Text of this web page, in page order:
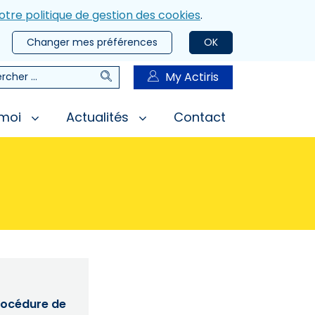
politique de gestion des cookies.
OK
Changer mes préférences
RechercherMy Actiris
Actualités Contact
de